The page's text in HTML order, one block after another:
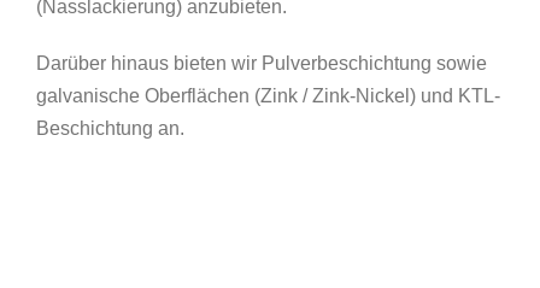
(Nasslackierung) anzubieten.
Darüber hinaus bieten wir Pulverbeschichtung sowie
galvanische Oberflächen (Zink / Zink-Nickel) und KTL-
Beschichtung an.